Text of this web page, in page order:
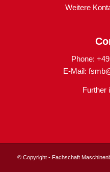
Weitere
Phone:
E-Mail:
Further
© Copyright - Fachschaft